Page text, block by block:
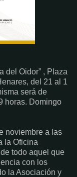
del Oidor” , Plaza
del 21 al 1
será de
horas. Domingo
noviembre a las
la Oficina
todo aquel que
con los
la Asociación y